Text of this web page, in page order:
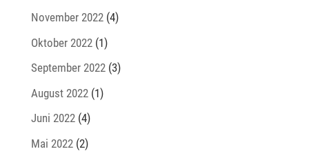
November 2022(4)
Oktober 2022(1)
September 2022(3)
August 2022(1)
Juni 2022(4)
Mai 2022(2)